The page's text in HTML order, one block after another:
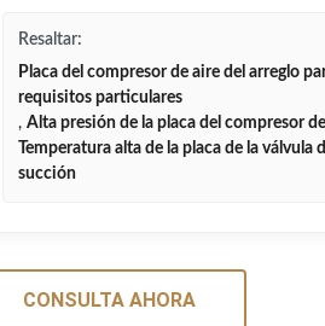
Resaltar:
Placa del compresor de aire del arreglo
requisitos particulares
, Alta presión de la placa del compresor
Temperatura alta de la placa de la válvula
succión
CONSULTA AHORA